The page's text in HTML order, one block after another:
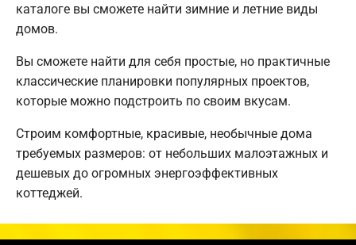
каталоге вы сможете найти зимние и летние виды
домов.
Вы сможете найти для себя простые, но практичные
классические планировки популярных проектов,
которые можно подстроить по своим вкусам.
Строим комфортные, красивые, необычные дома
требуемых размеров: от небольших малоэтажных и
дешевых до огромных энергоэффективных
коттеджей.